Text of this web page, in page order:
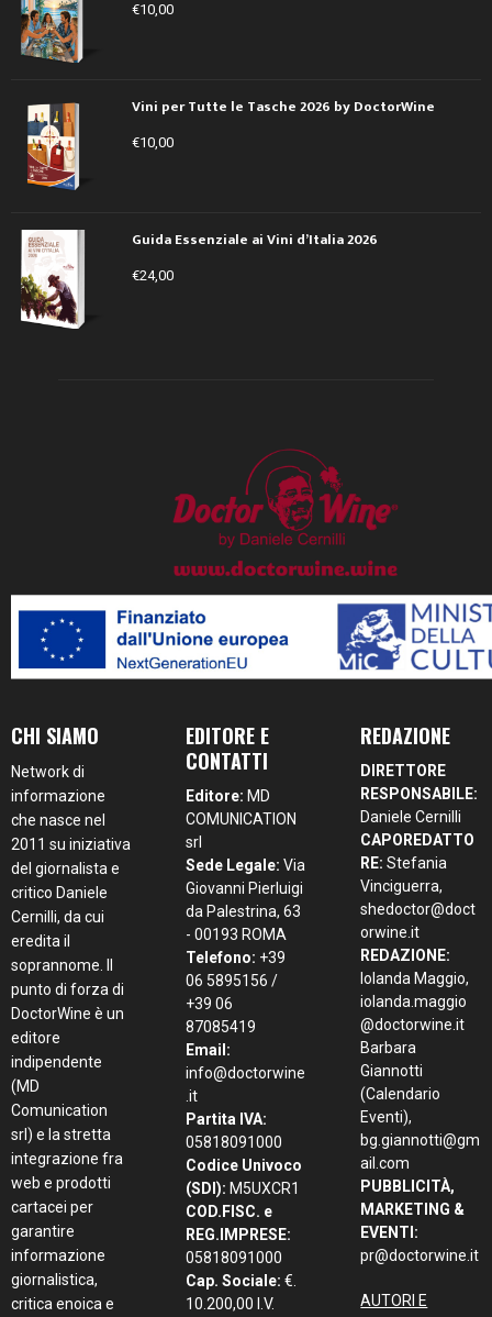
€10,00
Vini per Tutte le Tasche 2026 by DoctorWine
€10,00
Guida Essenziale ai Vini d’Italia 2026
€24,00
CHI SIAMO
Network di
informazione
che nasce nel
2011 su iniziativa
del giornalista e
critico Daniele
Cernilli, da cui
eredita il
soprannome. Il
punto di forza di
DoctorWine è un
editore
indipendente
(MD
Comunication
srl) e la stretta
integrazione fra
web e prodotti
cartacei per
garantire
informazione
giornalistica,
critica enoica e
EDITORE E
CONTATTI
Editore: MD
COMUNICATION
srl
Sede Legale: Via
Giovanni Pierluigi
da Palestrina, 63
- 00193 ROMA
Telefono: +39
06 5895156 /
+39 06
87085419
Email:
info@doctorwine
.it
Partita IVA:
05818091000
Codice Univoco
(SDI): M5UXCR1
COD.FISC. e
REG.IMPRESE:
05818091000
Cap. Sociale: €.
10.200,00 I.V.
REDAZIONE
DIRETTORE
RESPONSABILE:
Daniele Cernilli
CAPOREDATTO
RE: Stefania
Vinciguerra,
shedoctor@doct
orwine.it
REDAZIONE:
Iolanda Maggio,
iolanda.maggio
@doctorwine.it
Barbara
Giannotti
(Calendario
Eventi),
bg.giannotti@gm
ail.com
PUBBLICITÀ,
MARKETING &
EVENTI:
pr@doctorwine.it
AUTORI E